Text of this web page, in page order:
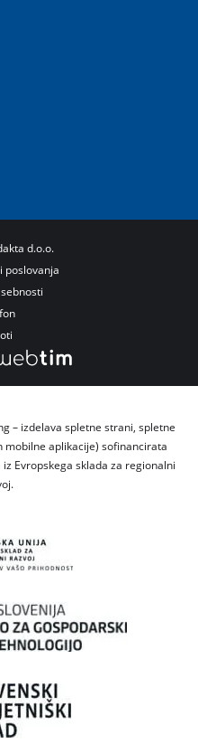
d.o.o.
poslovanja
– izdelava spletne strani, spletne
aplikacije) sofinancirata
Evropskega sklada za regionalni